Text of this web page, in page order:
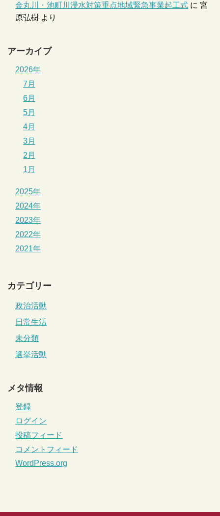
金丸川・池町川浸水対策重点地域緊急事業起工式 に 宮
原弘樹 より
アーカイブ
2026年
7月
6月
5月
4月
3月
2月
1月
2025年
2024年
2023年
2022年
2021年
カテゴリー
政治活動
日常生活
未分類
選挙活動
メタ情報
登録
ログイン
投稿フィード
コメントフィード
WordPress.org